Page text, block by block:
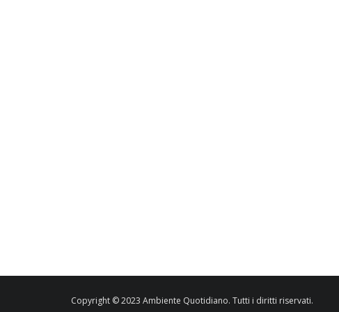
Copyright © 2023 Ambiente Quotidiano. Tutti i diritti riservati.